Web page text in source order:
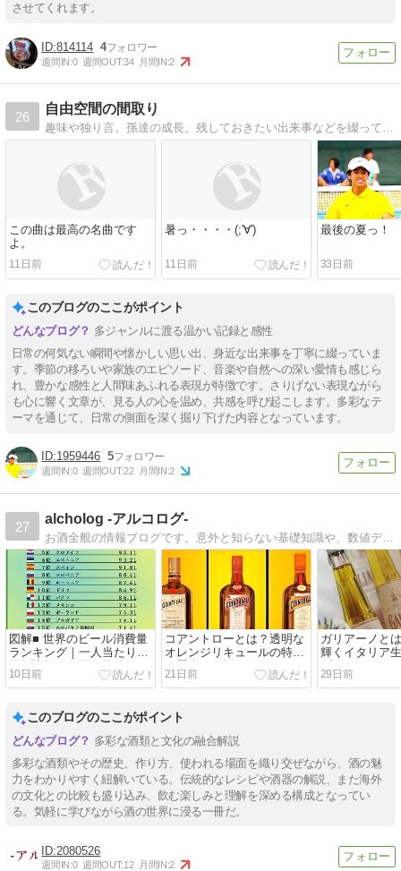
させてくれます。
814114 4
週間IN:0 週間OUT:34 月間IN:2
26
自由空間の間取り
この曲は最高の名曲です
よ。
11日前
暑っ・・・・(;'∀')
11日前
最後の夏っ！
33日前
このブログのここがポイント
多ジャンルに渡る温かい記録と感性
日常の何気ない瞬間や懐かしい思い出、身近な出来事を丁寧に綴っていま
す。季節の移ろいや家族のエピソード、音楽や自然への深い愛情も感じら
れ、豊かな感性と人間味あふれる表現が特徴です。さりげない表現ながら
も心に響く文章が、見る人の心を温め、共感を呼び起こします。多彩なテ
ーマを通じて、日常の側面を深く掘り下げた内容となっています。
1959446 5
週間IN:0 週間OUT:22 月間IN:2
27
alcholog -アルコログ-
お酒全般の情報ブログです。意外と知らない基礎知識や、数値データなどを発信しています。よろしくお願いします。
図解■ 世界のビール消費量
ランキング｜一人当たりの
国別比較と各国の推移
10日前
コアントローとは？透明な
オレンジリキュールの特徴
や歴史を解説
21日前
ガリアーノと
輝くイタリア
ブリキュール
29日前
このブログのここがポイント
多彩な酒類と文化の融合解説
多彩な酒類やその歴史、作り方、使われる場面を織り交ぜながら、酒の魅
力をわかりやすく紐解いている。伝統的なレシピや酒器の解説、また海外
の文化との比較も盛り込み、飲む楽しみと理解を深める構成となってい
る。気軽に学びながら酒の世界に浸る一冊だ。
2080526
週間IN:0 週間OUT:12 月間IN:2